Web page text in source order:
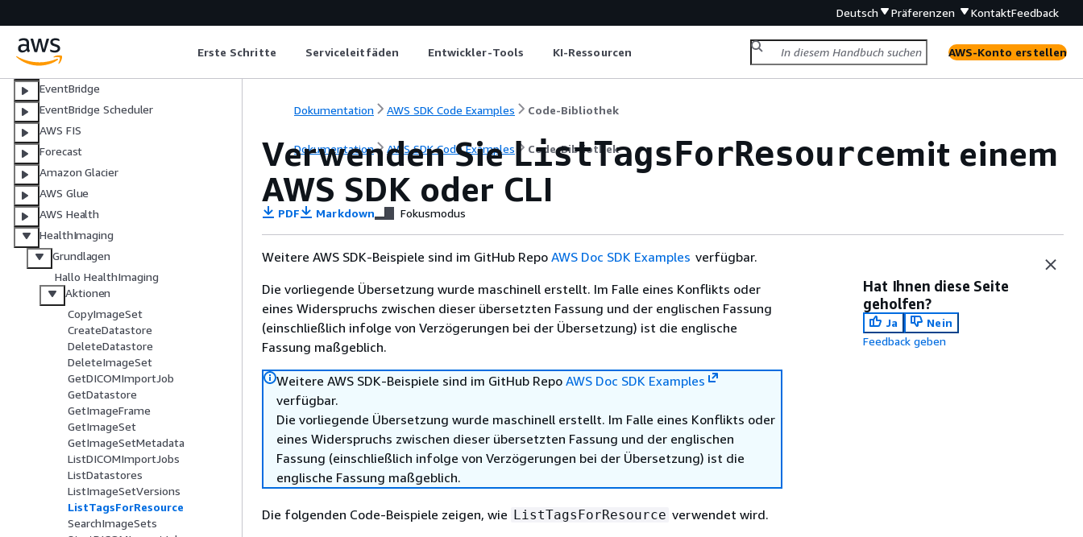
Deutsch Präferenzen KontaktFeedback
Erste Schritte Serviceleitfäden Entwickler-Tools KI-Ressourcen AWS-Konto erstellen
Amazon EMR
AWS Entity Resolution
OpenSearch Dienst
EventBridge
EventBridge Scheduler
AWS FIS
Forecast
Amazon Glacier
AWS Glue
AWS Health
HealthImaging
Grundlagen
Hallo HealthImaging
Aktionen
CopyImageSet
CreateDatastore
DeleteDatastore
DeleteImageSet
GetDICOMImportJob
GetDatastore
GetImageFrame
GetImageSet
GetImageSetMetadata
ListDICOMImportJobs
ListDatastores
ListImageSetVersions
ListTagsForResource
SearchImageSets
Dokumentation AWS SDK Code Examples Code-Bibliothek
Dokumentation AWS SDK Code Examples Code-Bibliothek
Verwenden SieListTagsForResourcemit einem
AWS SDK oder CLI
PDF Markdown Fokusmodus
Weitere AWS SDK-Beispiele sind im GitHub Repo AWS Doc SDK Examples verfügbar.
Die vorliegende Übersetzung wurde maschinell erstellt. Im Falle eines Konflikts oder
eines Widerspruchs zwischen dieser übersetzten Fassung und der englischen Fassung
(einschließlich infolge von Verzögerungen bei der Übersetzung) ist die englische
Fassung maßgeblich.
Weitere AWS SDK-Beispiele sind im GitHub Repo AWS Doc SDK Examples
verfügbar.
Die vorliegende Übersetzung wurde maschinell erstellt. Im Falle eines Konflikts oder
eines Widerspruchs zwischen dieser übersetzten Fassung und der englischen
Fassung (einschließlich infolge von Verzögerungen bei der Übersetzung) ist die
englische Fassung maßgeblich.
Die folgenden Code-Beispiele zeigen, wie ListTagsForResource verwendet wird.
Hat Ihnen diese Seite
geholfen?
Ja
Nein
Feedback geben